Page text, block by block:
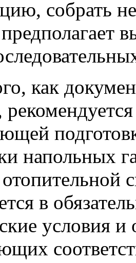
собрать
как
напольных
в
условия